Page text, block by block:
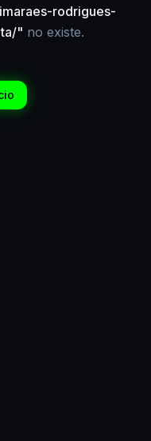
rodrigues-
" no existe.